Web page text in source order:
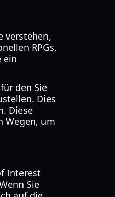
verstehen,
RPGs,
ein
den Sie
Dies
Diese
Wegen, um
Interest
Sie